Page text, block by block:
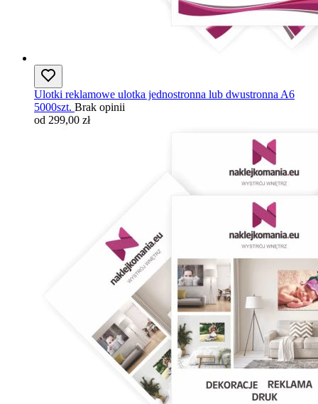
Ulotki reklamowe ulotka jednostronna lub dwustronna A6
5000szt. Brak opinii
od 299,00 zł